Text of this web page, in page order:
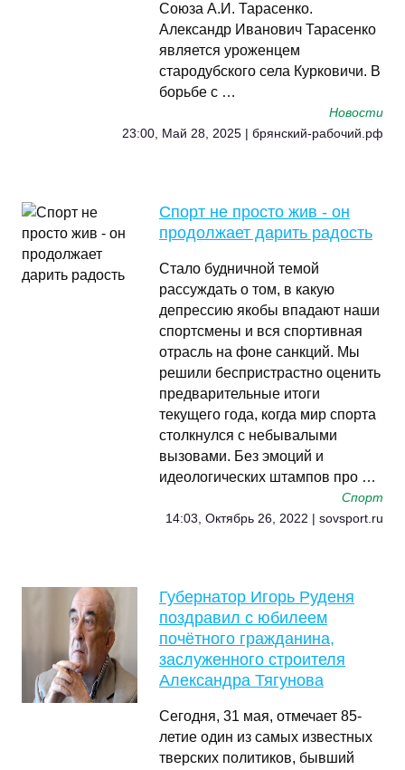
Союза А.И. Тарасенко.
Александр Иванович Тарасенко
является уроженцем
стародубского села Курковичи. В
борьбе с …
Новости
23:00, Май 28, 2025 | брянский-рабочий.рф
Спорт не просто жив - он
продолжает дарить радость
Стало будничной темой
рассуждать о том, в какую
депрессию якобы впадают наши
спортсмены и вся спортивная
отрасль на фоне санкций. Мы
решили беспристрастно оценить
предварительные итоги
текущего года, когда мир спорта
столкнулся с небывалыми
вызовами. Без эмоций и
идеологических штампов про …
Спорт
14:03, Октябрь 26, 2022 | sovsport.ru
Губернатор Игорь Руденя
поздравил с юбилеем
почётного гражданина,
заслуженного строителя
Александра Тягунова
Сегодня, 31 мая, отмечает 85-
летие один из самых известных
тверских политиков, бывший